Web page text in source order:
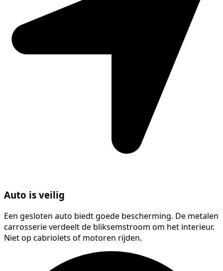
Auto is veilig
Een gesloten auto biedt goede bescherming. De metalen
carrosserie verdeelt de bliksemstroom om het interieur.
Niet op cabriolets of motoren rijden.